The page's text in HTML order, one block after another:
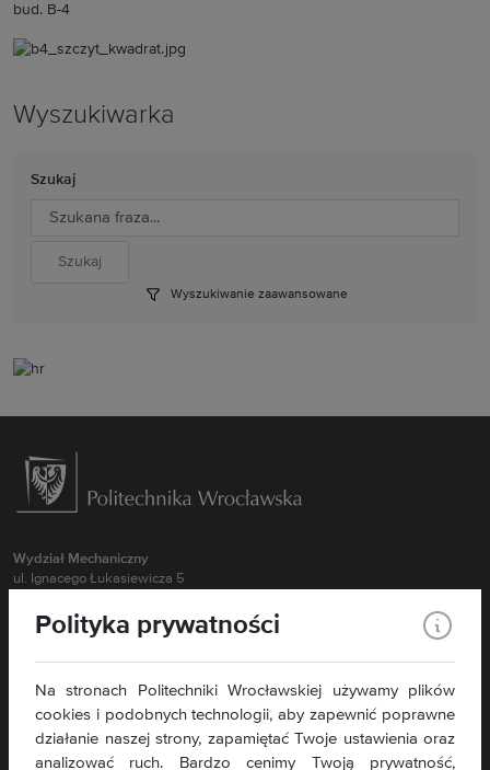
bud. B-4
Wyszukiwarka
Szukaj
Wyszukiwanie zaawansowane
Wydział Mechaniczny
ul. Ignacego Łukasiewicza 5
Obsługa Studentów Stacjonarnych 71 320 27 55 (MBM, BI, NIS oraz
Obsługa Studentów Stacjonarnych 71 320 43 94 ( MTR, RiAP)
Obsługa Studentów Stacjonarnych 71 320 35 98 ( ZIP, TRN)
Obsługa Studentów Niestacjonarnych 71 320 27 57
Sekretariat dla Pracowników 71 320 27 15
Polityka prywatności
Na stronach Politechniki Wrocławskiej używamy plików
cookies i podobnych technologii, aby zapewnić poprawne
działanie naszej strony, zapamiętać Twoje ustawienia oraz
analizować ruch. Bardzo cenimy Twoją prywatność,